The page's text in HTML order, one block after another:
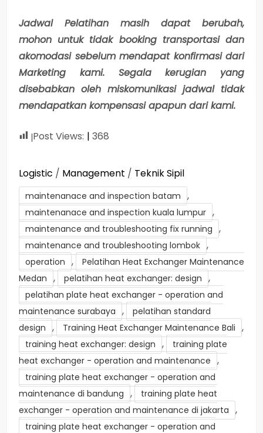
Jadwal Pelatihan masih dapat berubah,
mohon untuk tidak booking transportasi dan
akomodasi sebelum mendapat konfirmasi dari
Marketing kami. Segala kerugian yang
disebabkan oleh miskomunikasi jadwal tidak
mendapatkan kompensasi apapun dari kami.
Post Views: 368
Logistic / Management / Teknik Sipil
maintenanace and inspection batam ,
maintenanace and inspection kuala lumpur ,
maintenance and troubleshooting fix running ,
maintenance and troubleshooting lombok ,
operation ,
Pelatihan Heat Exchanger Maintenance
Medan , pelatihan heat exchanger: design ,
pelatihan plate heat exchanger - operation and
maintenance surabaya ,
pelatihan standard
design , Training Heat Exchanger Maintenance Bali ,
training heat exchanger: design ,
training plate
heat exchanger - operation and maintenance ,
training plate heat exchanger - operation and
maintenance di bandung ,
training plate heat
exchanger - operation and maintenance di jakarta ,
training plate heat exchanger - operation and